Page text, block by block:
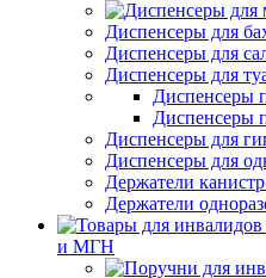
Диспенсеры для
Диспенсеры для
Диспенсеры для
Диспенсеры
Диспенсеры
Диспенсеры для
Диспенсеры для
Держатели
Держатели
и МГН